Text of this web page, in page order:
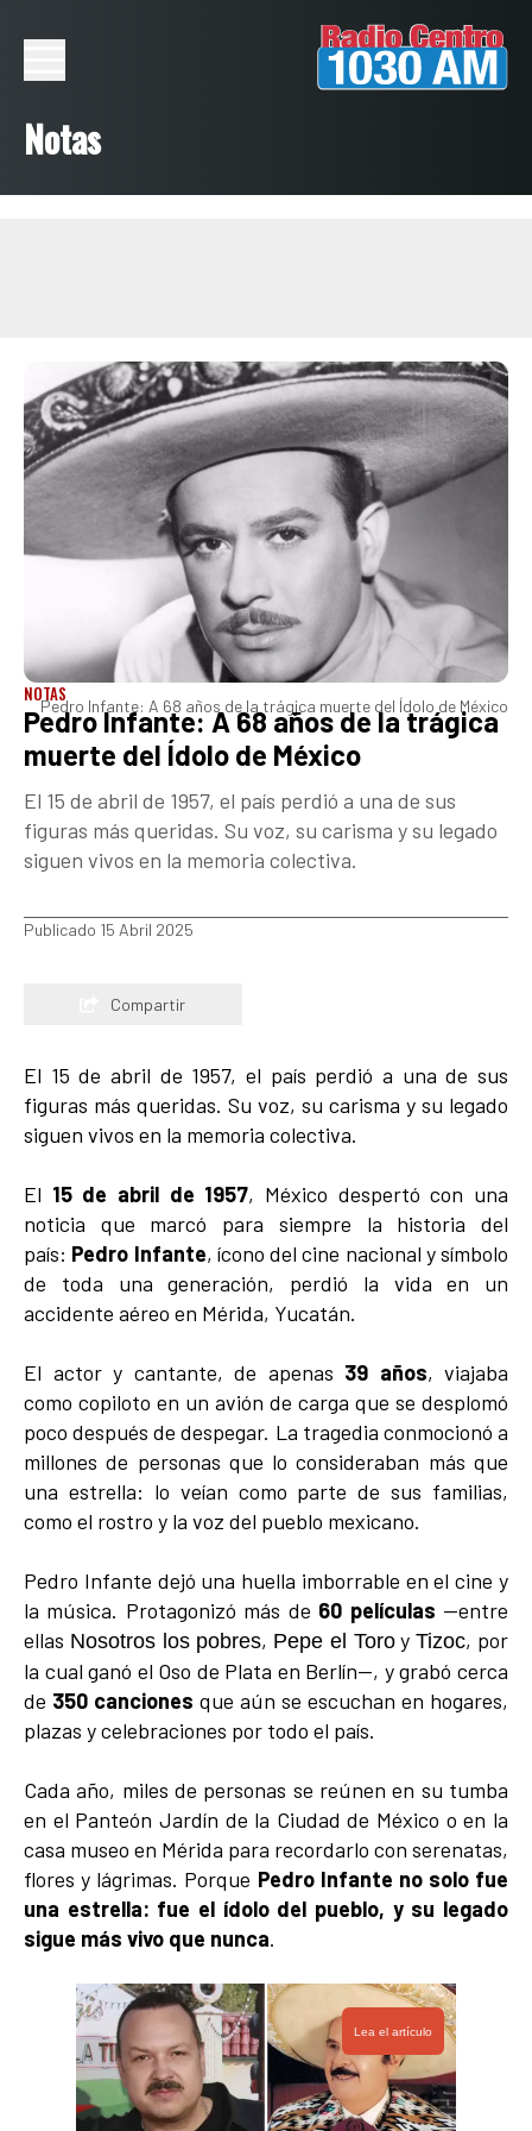
Notas
Pedro Infante: A 68 años de la trágica muerte del Ídolo de México
NOTAS
Pedro Infante: A 68 años de la trágica
muerte del Ídolo de México
El 15 de abril de 1957, el país perdió a una de sus
figuras más queridas. Su voz, su carisma y su legado
siguen vivos en la memoria colectiva.
Publicado 15 Abril 2025
Compartir
El 15 de abril de 1957, el país perdió a una de sus
figuras más queridas. Su voz, su carisma y su legado
siguen vivos en la memoria colectiva.
El 15 de abril de 1957, México despertó con una
noticia que marcó para siempre la historia del
país: Pedro Infante, ícono del cine nacional y símbolo
de toda una generación, perdió la vida en un
accidente aéreo en Mérida, Yucatán.
El actor y cantante, de apenas 39 años, viajaba
como copiloto en un avión de carga que se desplomó
poco después de despegar. La tragedia conmocionó a
millones de personas que lo consideraban más que
una estrella: lo veían como parte de sus familias,
como el rostro y la voz del pueblo mexicano.
Pedro Infante dejó una huella imborrable en el cine y
la música. Protagonizó más de 60 películas —entre
ellas Nosotros los pobres, Pepe el ToroyTizoc, por
la cual ganó el Oso de Plata en Berlín—, y grabó cerca
de 350 canciones que aún se escuchan en hogares,
plazas y celebraciones por todo el país.
Cada año, miles de personas se reúnen en su tumba
en el Panteón Jardín de la Ciudad de México o en la
casa museo en Mérida para recordarlo con serenatas,
flores y lágrimas. Porque Pedro Infante no solo fue
una estrella: fue el ídolo del pueblo, y su legado
sigue más vivo que nunca.
Lea el artículo